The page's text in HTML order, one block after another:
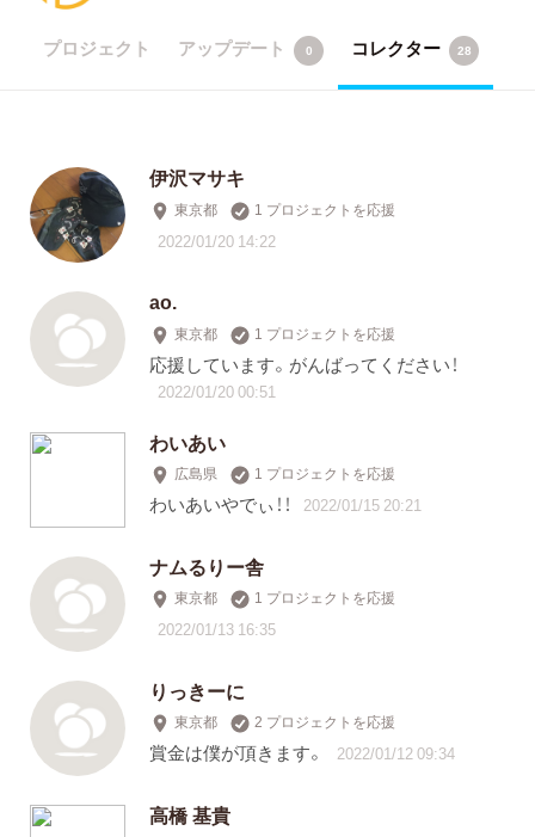
プロジェクト アップデート 0 コレクター 28
伊沢マサキ
東京都 1 プロジェクトを応援
2022/01/20 14:22
ao.
東京都 1 プロジェクトを応援
応援しています。がんばってください！
2022/01/20 00:51
わいあい
広島県 1 プロジェクトを応援
わいあいやでぃ！！ 2022/01/15 20:21
ナムるりー舎
東京都 1 プロジェクトを応援
2022/01/13 16:35
りっきーに
東京都 2 プロジェクトを応援
賞金は僕が頂きます。 2022/01/12 09:34
高橋 基貴